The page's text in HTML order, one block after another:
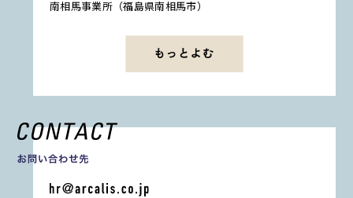
南相馬事業所（福島県南相馬市）